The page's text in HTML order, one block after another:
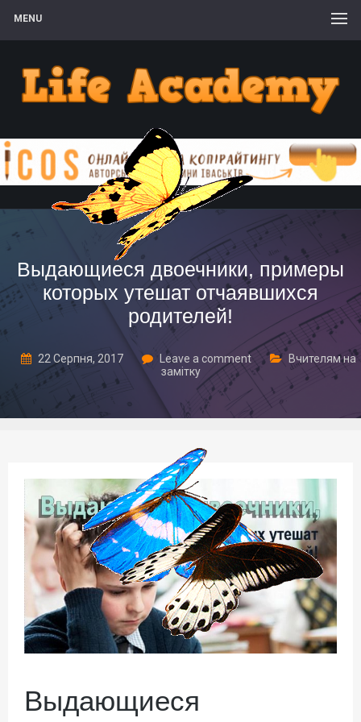
MENU
Выдающиеся двоечники, примеры
которых утешат отчаявшихся
родителей!
22 Серпня, 2017 Leave a comment
Вчителям на
замітку
Выдающиеся